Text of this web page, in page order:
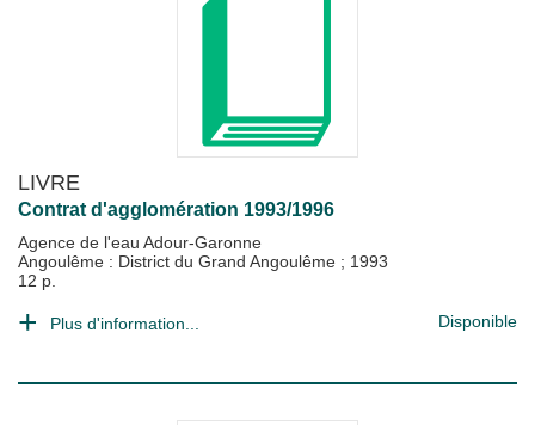
LIVRE
Contrat d'agglomération 1993/1996
Agence de l'eau Adour-Garonne
Angoulême : District du Grand Angoulême ; 1993
12 p.
Plus d'information... Disponible